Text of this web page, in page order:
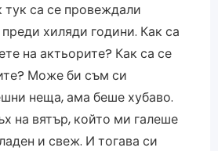
тук са се провеждали
хиляди години. Как са
на актьорите? Как са се
Може би съм си
неща, ама беше хубаво.
на вятър, който ми галеше
и свеж. И тогава си